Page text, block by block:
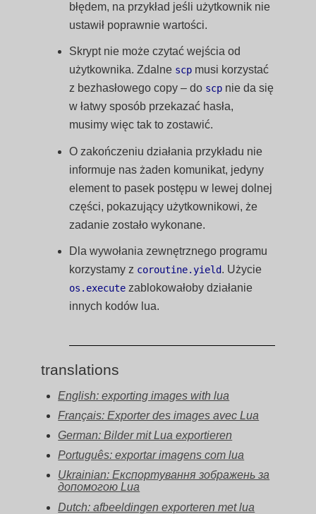
błędem, na przykład jeśli użytkownik nie
ustawił poprawnie wartości.
Skrypt nie może czytać wejścia od
użytkownika. Zdalne scp musi korzystać
z bezhasłowego copy – do scp nie da się
w łatwy sposób przekazać hasła,
musimy więc tak to zostawić.
O zakończeniu działania przykładu nie
informuje nas żaden komunikat, jedyny
element to pasek postępu w lewej dolnej
części, pokazujący użytkownikowi, że
zadanie zostało wykonane.
Dla wywołania zewnętrznego programu
korzystamy z coroutine.yield. Użycie
os.execute zablokowałoby działanie
innych kodów lua.
translations
English: exporting images with lua
Français: Exporter des images avec Lua
German: Bilder mit Lua exportieren
Português: exportar imagens com lua
Ukrainian: Експортування зображень за
допомогою Lua
Dutch: afbeeldingen exporteren met lua